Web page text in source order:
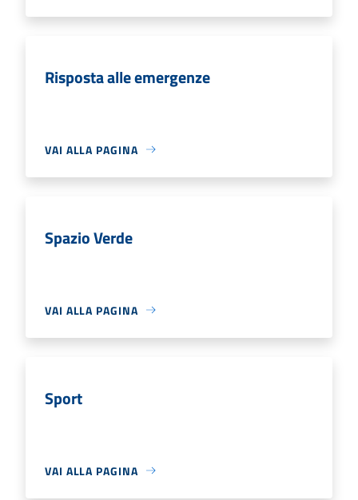
Risposta alle emergenze
VAI ALLA PAGINA
Spazio Verde
VAI ALLA PAGINA
Sport
VAI ALLA PAGINA